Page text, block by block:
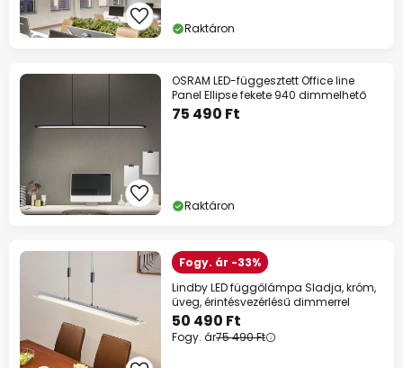
Raktáron
OSRAM LED-függesztett Office line
Panel Ellipse fekete 940 dimmelhető
75 490 Ft
Raktáron
Fogy. ár -33%
Lindby LED függőlámpa Sladja, króm,
üveg, érintésvezérlésű dimmerrel
50 490 Ft
Fogy. ár75 490 Ft
Kód:
*Mentes gyartok